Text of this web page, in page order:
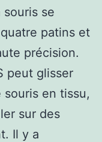
se
patins et
précision.
peut glisser
en tissu,
sur des
Il y a